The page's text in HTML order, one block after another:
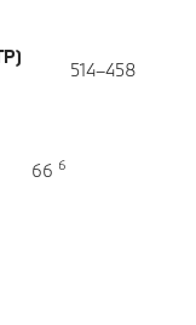
514–458
66 6